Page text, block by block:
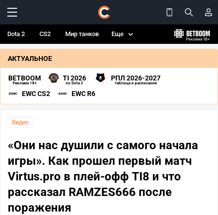
Dota 2 CS2 Мир танков Еще
АКТУАЛЬНОЕ
BETBOOM
Реклама 18+
TI 2026
по Dota 2
РПЛ 2026-2027
таблица и расписание
EWC CS2 EWC R6
Видео
«Они нас душили с самого начала
игры». Как прошел первый матч
Virtus.pro в плей-офф TI8 и что
рассказал RAMZES666 после
поражения